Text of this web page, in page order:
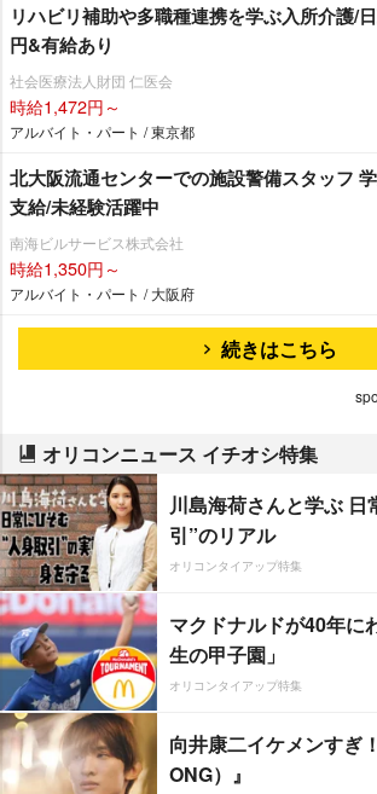
リハビリ補助や多職種連携を学ぶ入所介護/
円&有給あり
社会医療法人財団 仁医会
時給1,472円～
アルバイト・パート / 東京都
北大阪流通センターでの施設警備スタッフ
支給/未経験活躍中
南海ビルサービス株式会社
時給1,350円～
アルバイト・パート / 大阪府
続きはこちら
オリコンニュース イチオシ特集
川島海荷さんと学ぶ 日
引”のリアル
オリコンタイアップ特集
マクドナルドが40年に
生の甲子園」
オリコンタイアップ特集
向井康二イケメンすぎ
ONG）』